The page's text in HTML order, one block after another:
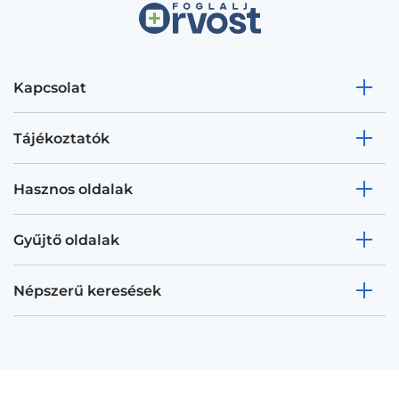
Kapcsolat
Tájékoztatók
Hasznos oldalak
Gyűjtő oldalak
Népszerű keresések